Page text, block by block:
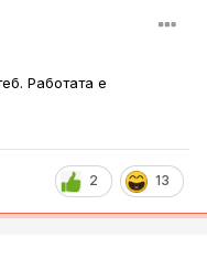
Работата е
2 13